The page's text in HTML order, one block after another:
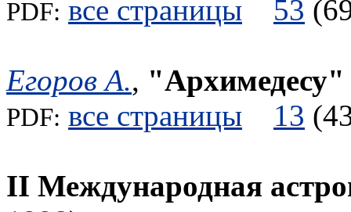
PDF: все страницы 53
Егоров А., "Архимедесу"
PDF: все страницы 13
II Международная